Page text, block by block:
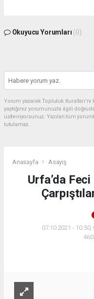
Okuyucu Yorumları (0)
Yorum yazarak Topluluk
yaptığınız yorumunuzla ilgili
üstleniyorsunuz. Yazılan tüm
tutulamaz.
Anasayfa Asayiş
Urfa’da
07.10.2021 -